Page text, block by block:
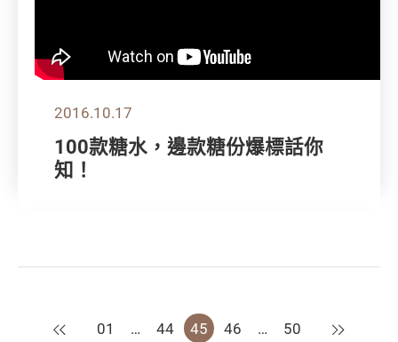
2016.10.17
100款糖水，邊款糖份爆標話你
知！
上一頁
01 … 44 45 46 … 50 下一頁